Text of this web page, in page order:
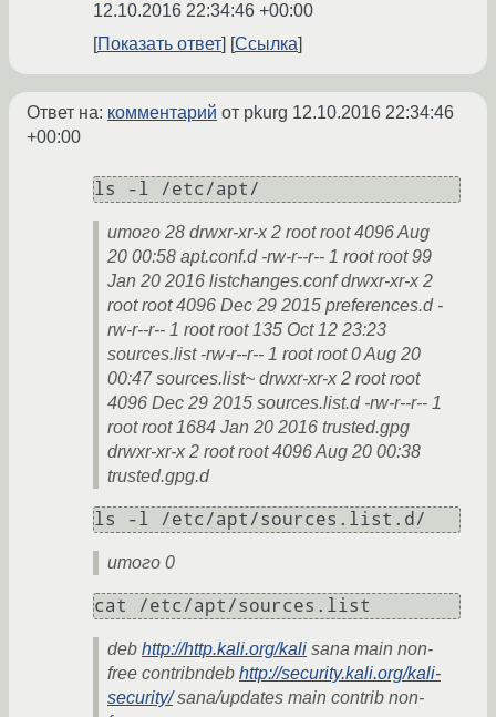
12.10.2016 22:34:46 +00:00
Показать ответ
Ссылка
Ответ на: комментарий от pkurg 12.10.2016 22:34:46
+00:00
ls -l /etc/apt/
итого 28 drwxr-xr-x 2 root root 4096 Aug
20 00:58 apt.conf.d -rw-r--r-- 1 root root 99
Jan 20 2016 listchanges.conf drwxr-xr-x 2
root root 4096 Dec 29 2015 preferences.d -
rw-r--r-- 1 root root 135 Oct 12 23:23
sources.list -rw-r--r-- 1 root root 0 Aug 20
00:47 sources.list~ drwxr-xr-x 2 root root
4096 Dec 29 2015 sources.list.d -rw-r--r-- 1
root root 1684 Jan 20 2016 trusted.gpg
drwxr-xr-x 2 root root 4096 Aug 20 00:38
trusted.gpg.d
ls -l /etc/apt/sources.list.d/
итого 0
cat /etc/apt/sources.list
deb http://http.kali.org/kali sana main non-
free contribndeb http://security.kali.org/kali-
security/sana/updates main contrib non-